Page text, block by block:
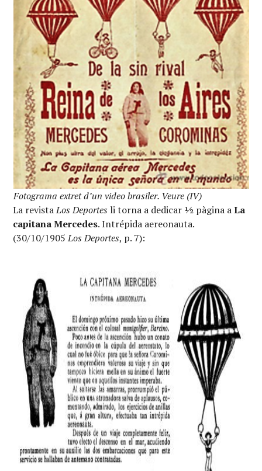
Fotograma extret d’un video brasiler. Veure (IV)
La revistaLos Deportes li torna a dedicar ½ pàgina aLa
capitana Mercedes. Intrépida aereonauta.
(30/10/1905Los Deportes, p. 7):